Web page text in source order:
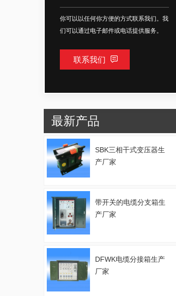
你可以以任何你方便的方式联系我们。我
们可以通过电子邮件或电话提供服务。
联系我们
最新产品
SBK三相干式变压器生
产厂家
带开关的电缆分支箱生
产厂家
DFWK电缆分接箱生产
厂家